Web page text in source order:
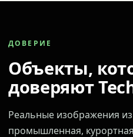
ДОВЕРИЕ
Объекты,
доверяют
Реальные изображения
промышленная,